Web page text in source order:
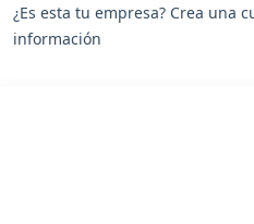
¿Es esta tu empresa? Crea una
información